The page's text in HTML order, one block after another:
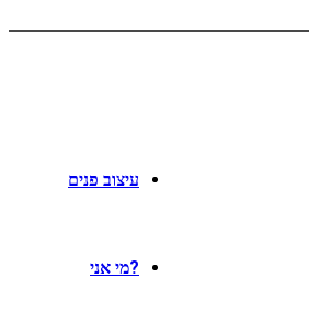
עיצוב פנים
?מי אני